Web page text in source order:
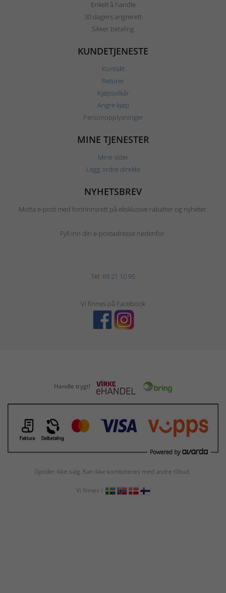
Enkelt å handle
30 dagers angrerett
Sikker betaling
KUNDETJENESTE
Kontakt
Returer
Kjøpsvilkår
Angre kjøp
Personopplysninger
MINE TJENESTER
Mine sider
Legg ordre direkte
NYHETSBREV
Motta e-post med fortrinnsrett på eksklusive rabatter og nyheter.
Fyll inn din e-postadresse nedenfor.
Tel: 69 21 10 95
Vi finnes på Facebook
Handle trygt!
Gjelder ikke salg. Kan ikke kombineres med andre tilbud.
Vi finnes i: